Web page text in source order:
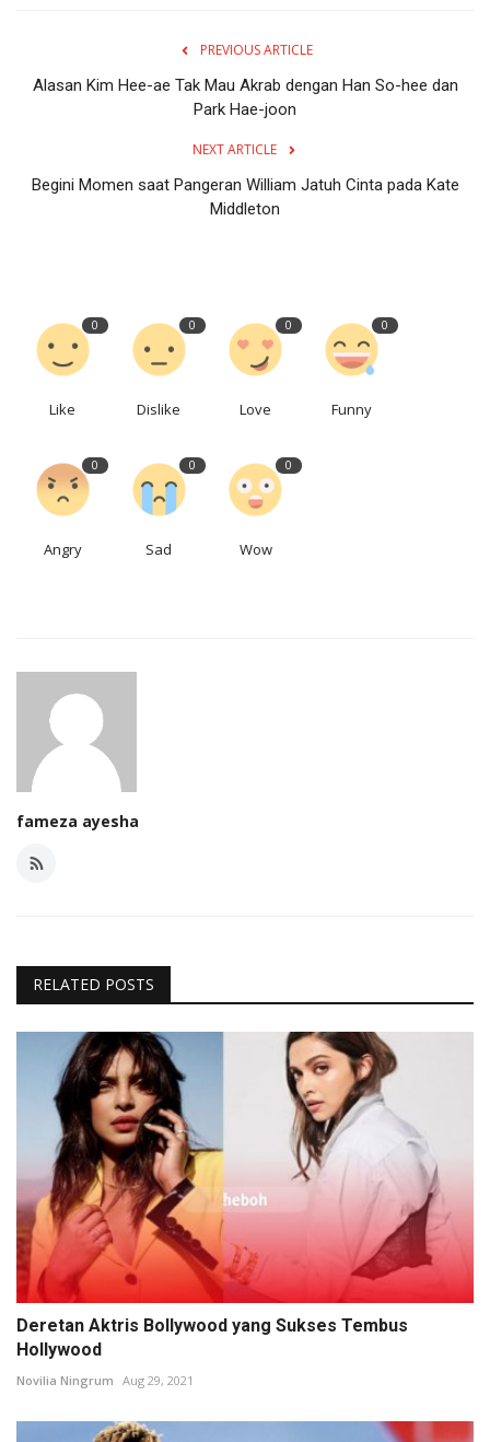
PREVIOUS ARTICLE
Alasan Kim Hee-ae Tak Mau Akrab dengan Han So-hee dan
Park Hae-joon
NEXT ARTICLE
Begini Momen saat Pangeran William Jatuh Cinta pada Kate
Middleton
0
Like
0
Dislike
0
Love
0
Funny
0
Angry
0
Sad
0
Wow
fameza ayesha
RELATED POSTS
Deretan Aktris Bollywood yang Sukses Tembus
Hollywood
Novilia Ningrum Aug 29, 2021